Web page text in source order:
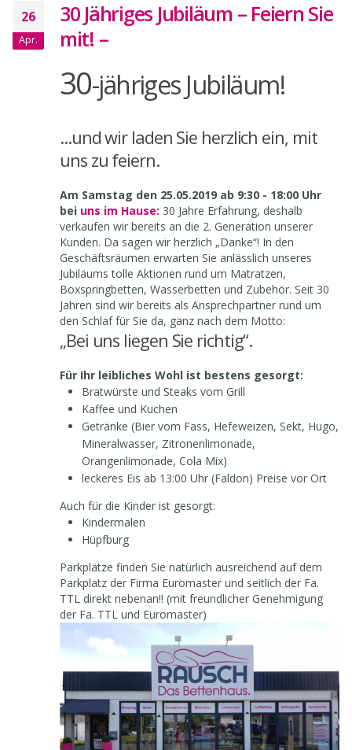
26
Apr.
30 Jähriges Jubiläum – Feiern Sie
mit! –
30-jähriges Jubiläum!
...und wir laden Sie herzlich ein, mit
uns zu feiern.
Am Samstag den 25.05.2019 ab 9:30 - 18:00 Uhr
bei uns im Hause: 30 Jahre Erfahrung, deshalb
verkaufen wir bereits an die 2. Generation unserer
Kunden. Da sagen wir herzlich „Danke“! In den
Geschäftsräumen erwarten Sie anlässlich unseres
Jubiläums tolle Aktionen rund um Matratzen,
Boxspringbetten, Wasserbetten und Zubehör. Seit 30
Jahren sind wir bereits als Ansprechpartner rund um
den Schlaf für Sie da, ganz nach dem Motto:
„Bei uns liegen Sie richtig“.
Für Ihr leibliches Wohl ist bestens gesorgt:
Bratwürste und Steaks vom Grill
Kaffee und Kuchen
Getränke (Bier vom Fass, Hefeweizen, Sekt, Hugo,
Mineralwasser, Zitronenlimonade,
Orangenlimonade, Cola Mix)
leckeres Eis ab 13:00 Uhr (Faldon) Preise vor Ort
Auch für die Kinder ist gesorgt:
Kindermalen
Hüpfburg
Parkplätze finden Sie natürlich ausreichend auf dem
Parkplatz der Firma Euromaster und seitlich der Fa.
TTL direkt nebenan!! (mit freundlicher Genehmigung
der Fa. TTL und Euromaster)